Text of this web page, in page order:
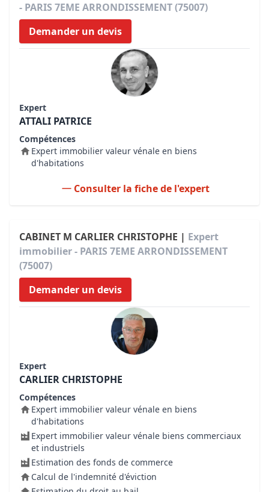
- PARIS 7EME ARRONDISSEMENT (75007)
Demander un devis
Expert
ATTALI PATRICE
Compétences
Expert immobilier valeur vénale en biens
d'habitations
Consulter la fiche de l'expert
CABINET M CARLIER CHRISTOPHE | Expert
immobilier - PARIS 7EME ARRONDISSEMENT
(75007)
Demander un devis
Expert
CARLIER CHRISTOPHE
Compétences
Expert immobilier valeur vénale en biens
d'habitations
Expert immobilier valeur vénale biens commerciaux
et industriels
Estimation des fonds de commerce
Calcul de l'indemnité d'éviction